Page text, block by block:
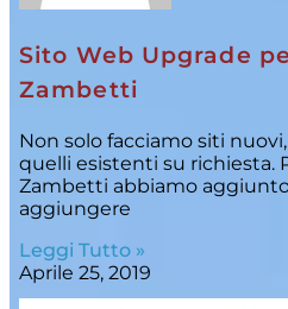
Sito Web Upgrade
Zambetti
Non solo facciamo siti
quelli esistenti su richiesta.
Zambetti abbiamo
aggiungere
Leggi Tutto »
Aprile 25, 2019